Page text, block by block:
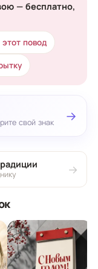
— бесплатно,
повод
свой знак →
→